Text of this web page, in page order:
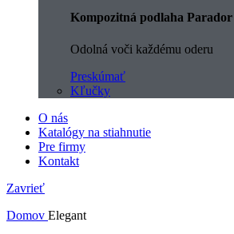
Kompozitná podlaha Parador
Odolná voči každému oderu
Preskúmať
Kľučky
O nás
Katalógy na stiahnutie
Pre firmy
Kontakt
Zavrieť
Domov Elegant